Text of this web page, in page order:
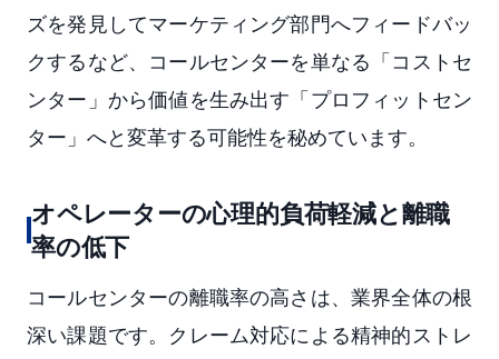
ズを発見してマーケティング部門へフィードバッ
クするなど、コールセンターを単なる「コストセ
ンター」から価値を生み出す「プロフィットセン
ター」へと変革する可能性を秘めています。
オペレーターの心理的負荷軽減と離職
率の低下
コールセンターの離職率の高さは、業界全体の根
深い課題です。クレーム対応による精神的ストレ